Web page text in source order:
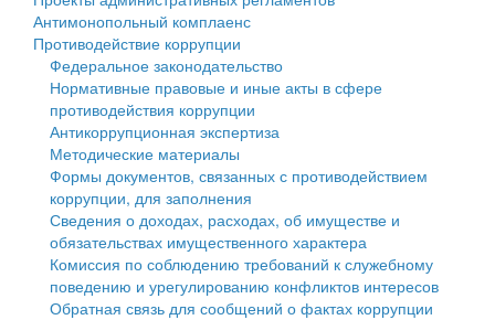
Правила землепользования и застройки
Генеральные планы
Проекты планировки территории
Собрание депутатов
Городское поселение
Сельские поселения
Антимонопольный комплаенс
Противодействие коррупции
Федеральное законодательство
Нормативные правовые и иные акты в сфере
противодействия коррупции
Антикоррупционная экспертиза
Методические материалы
Формы документов, связанных с противодействием
коррупции, для заполнения
Сведения о доходах, расходах, об имуществе и
обязательствах имущественного характера
Комиссия по соблюдению требований к служебному
поведению и урегулированию конфликтов интересов
Обратная связь для сообщений о фактах коррупции